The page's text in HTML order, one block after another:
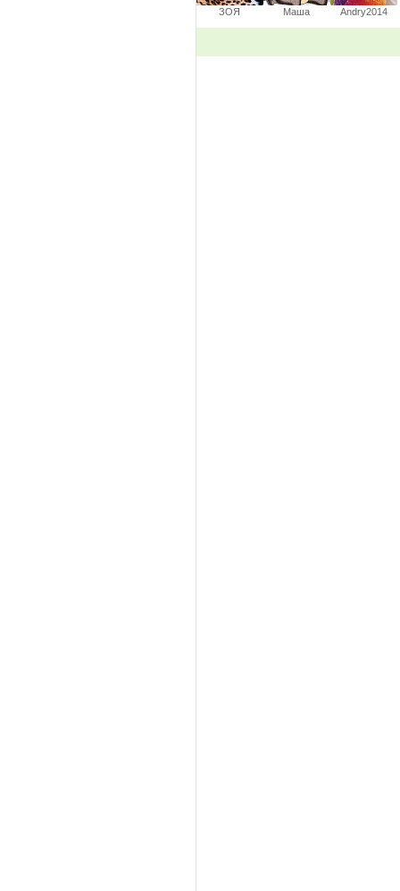
ЗОЯ
Маша Andry2014